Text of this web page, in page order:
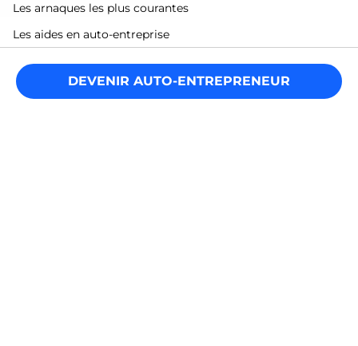
DEVENIR AUTO-ENTREPRENEUR
Les arnaques les plus courantes
Les aides en auto-entreprise
Lexique de l’auto-entrepreneur
Cumul d’activités et auto-entreprise